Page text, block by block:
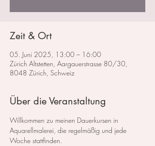
Zeit & Ort
05. Juni 2025, 13:00 – 16:00
Zürich Altstetten, Aargauerstrasse 80/30,
8048 Zürich, Schweiz
Über die Veranstaltung
Willkommen zu meinen Dauerkursen in
Aquarellmalerei, die regelmäßig und jede
Woche stattfinden.